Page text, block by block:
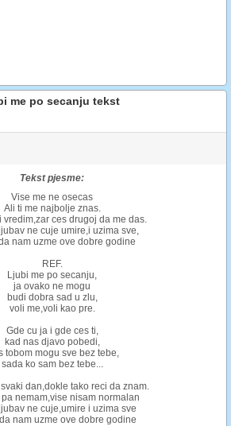
me po secanju tekst
Tekst pjesme:
Vise me ne osecas
Ali ti me najbolje znas.
vredim,zar ces drugoj da me das.
ne cuje umire,i uzima sve,
nam uzme ove dobre godine
REF.
Ljubi me po secanju,
ja ovako ne mogu
budi dobra sad u zlu,
voli me,voli kao pre.
Gde cu ja i gde ces ti,
kad nas djavo pobedi,
tobom mogu sve bez tebe,
sada ko sam bez tebe...
dan,dokle tako reci da znam.
pa nemam,vise nisam normalan
ne cuje,umire i uzima sve
nam uzme ove dobre godine